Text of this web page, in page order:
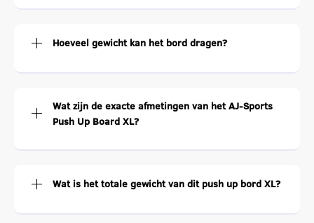
Hoeveel gewicht kan het bord dragen?
Wat zijn de exacte afmetingen van het AJ-Sports
Push Up Board XL?
Wat is het totale gewicht van dit push up bord XL?